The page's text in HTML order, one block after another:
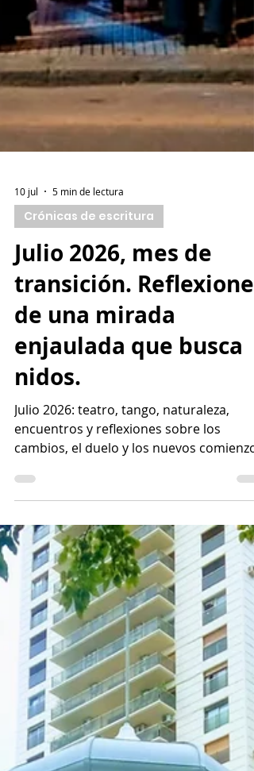
Crónicas de escritura
Julio 2026, mes de
transición. Reflexiones
de una mirada
enjaulada que busca
nidos.
Julio 2026: teatro, tango, naturaleza,
encuentros y reflexiones sobre los